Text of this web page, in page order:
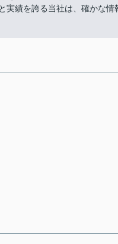
実績を誇る当社は、確かな情